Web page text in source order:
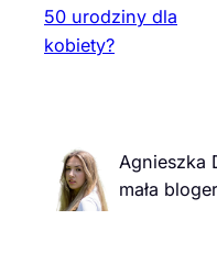
50 urodziny dla
kobiety?
Agnieszka
mała